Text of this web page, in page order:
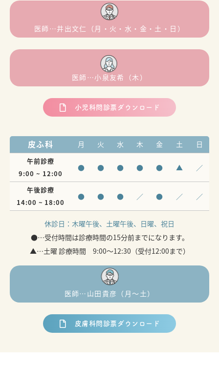
医師…井出文仁（月・火・水・金・土・日）
医師…小泉友希（木）
小児科問診票ダウンロード
皮ふ科 月 火 水 木 金 土 日
午前診療
9:00 ~ 12:00
● ● ● ● ● ▲ ／
午後診療
14:00 ~ 18:00
● ● ● ／ ● ／ ／
休診日： 木曜午後、土曜午後、日曜、祝日
●…受付時間は診療時間の15分前までになります。
▲…土曜 診療時間 9:00～12:30（受付12:00まで）
医師…山田貴彦（月〜土）
皮膚科問診票ダウンロード